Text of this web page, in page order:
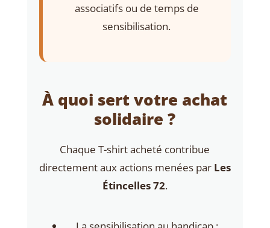
associatifs ou de temps de
sensibilisation.
À quoi sert votre achat
solidaire ?
Chaque T-shirt acheté contribue
directement aux actions menées par Les
Étincelles 72.